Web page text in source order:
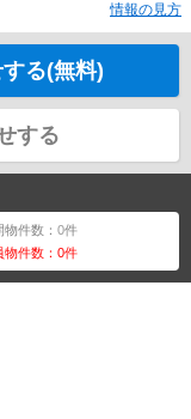
情報の見方
る(無料)
する
物件数：0件
物件数：0件